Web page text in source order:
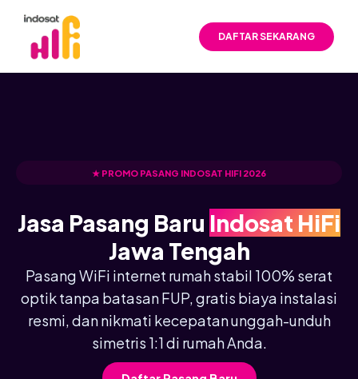
DAFTAR SEKARANG
★ PROMO PASANG INDOSAT HIFI 2026
Jasa Pasang Baru Indosat HiFi
Jawa Tengah
Pasang WiFi internet rumah stabil 100% serat
optik tanpa batasan FUP, gratis biaya instalasi
resmi, dan nikmati kecepatan unggah-unduh
simetris 1:1 di rumah Anda.